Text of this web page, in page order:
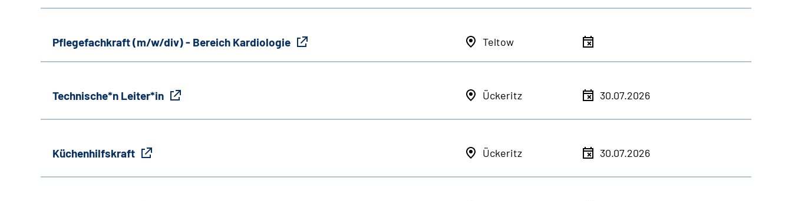
Pflegefachkraft (m/w/div) - Bereich Kardiologie Teltow
Technische*n Leiter*in Ückeritz 30.07.2026
Küchenhilfskraft Ückeritz 30.07.2026